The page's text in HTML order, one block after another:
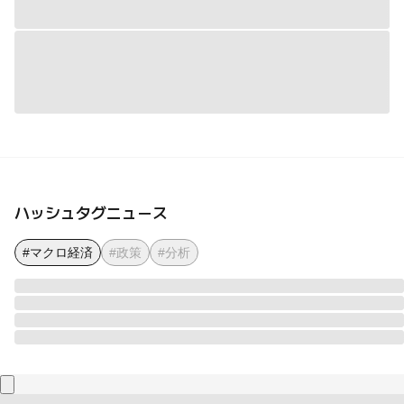
ハッシュタグニュース
#マクロ経済 #政策 #分析